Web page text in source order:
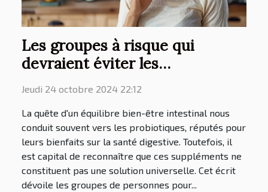
Les groupes à risque qui
devraient éviter les
probiotiques
Jeudi 24 octobre 2024 22:12
La quête d'un équilibre bien-être intestinal nous
conduit souvent vers les probiotiques, réputés pour
leurs bienfaits sur la santé digestive. Toutefois, il
est capital de reconnaître que ces suppléments ne
constituent pas une solution universelle. Cet écrit
dévoile les groupes de personnes pour...